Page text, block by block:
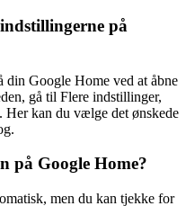
på
Google Home ved at åbne
gå til Flere indstillinger,
kan du vælge det ønskede
på Google Home?
men du kan tjekke for